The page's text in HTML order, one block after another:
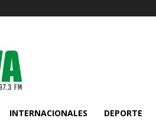
INTERNACIONALES DEPORTE